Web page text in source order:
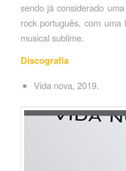
sendo já considerado
rock português, com
musical sublime.
Discografia
Vida nova, 2019.